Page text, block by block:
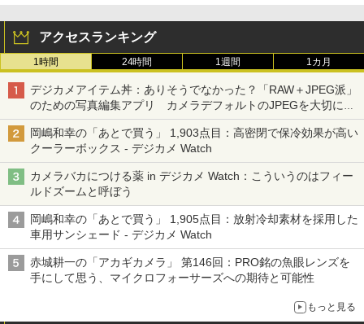
アクセスランキング
1時間 24時間 1週間 1カ月
デジカメアイテム丼：ありそうでなかった？「RAW＋JPEG派」
のための写真編集アプリ カメラデフォルトのJPEGを大切にす
る「Filmator」
岡嶋和幸の「あとで買う」 1,903点目：高密閉で保冷効果が高い
クーラーボックス - デジカメ Watch
カメラバカにつける薬 in デジカメ Watch：こういうのはフィー
ルドズームと呼ぼう
岡嶋和幸の「あとで買う」 1,905点目：放射冷却素材を採用した
車用サンシェード - デジカメ Watch
赤城耕一の「アカギカメラ」 第146回：PRO銘の魚眼レンズを
手にして思う、マイクロフォーサーズへの期待と可能性
もっと見る